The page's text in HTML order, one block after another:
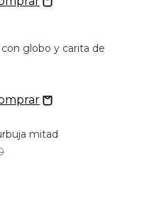
globo y carita de
mitad